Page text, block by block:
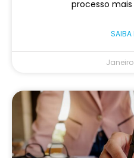
processo
SAIBA